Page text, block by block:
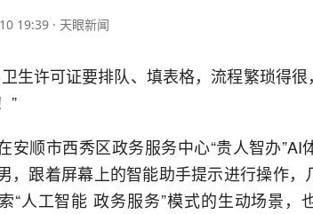
19:39 · 天眼新闻
生许可证要排队、填表格，流程繁琐得
”
安顺市西秀区政务服务中心“贵人智办
，跟着屏幕上的智能助手提示进行操作
“人工智能 政务服务”模式的生动场景，